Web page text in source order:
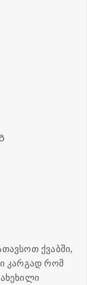
ქვაბში,
კარგად რომ